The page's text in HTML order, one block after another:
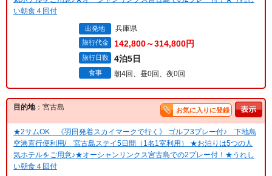
い朝食４回付
出発地 兵庫県
旅行代金 142,800～314,800円
旅行日数 4泊5日
食事 朝4回、昼0回、夜0回
目的地：宮古島 お気に入りに登録
★2サムOK 《羽田発着スカイマークで行く》 ゴルフ3プレー付♪ 下地島
空港直行便利用/ 宮古島ステイ5日間（1名1室利用） ★お泊りは5つの人
気ホテルをご用意♪★オーシャンリンクス宮古島での2プレー付！★うれし
い朝食４回付